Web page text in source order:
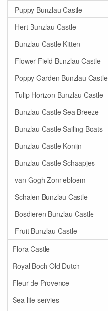
Puppy Bunzlau Castle
Hert Bunzlau Castle
Bunzlau Castle Kitten
Flower Field Bunzlau Castle
Poppy Garden Bunzlau Castle
Tulip Horizon Bunzlau Castle
Bunzlau Castle Sea Breeze
Bunzlau Castle Sailing Boats
Bunzlau Castle Konijn
Bunzlau Castle Schaapjes
van Gogh Zonnebloem
Schalen Bunzlau Castle
Bosdieren Bunzlau Castle
Fruit Bunzlau Castle
Flora Castle
Royal Boch Old Dutch
Fleur de Provence
Sea life servies